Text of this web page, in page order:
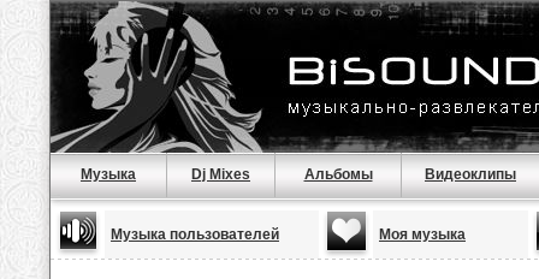
Музыка Dj Mixes Альбомы Видеоклипы
Музыка пользователей Моя музыка